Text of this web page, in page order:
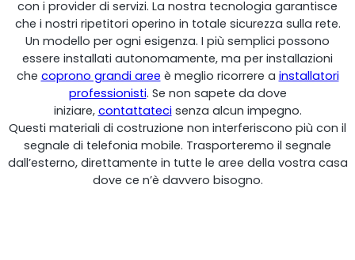
StellaControl
Monitoraggio remoto
All Products
con i provider di servizi. La nostra tecnologia garantisce
che i nostri ripetitori operino in totale sicurezza sulla rete.
Un modello per ogni esigenza. I più semplici possono
essere installati autonomamente, ma per installazioni
che coprono grandi aree è meglio ricorrere a installatori
professionisti. Se non sapete da dove
iniziare, contattatecisenza alcun impegno.
Questi materiali di costruzione non interferiscono più con il
segnale di telefonia mobile. Trasporteremo il segnale
dall’esterno, direttamente in tutte le aree della vostra casa
dove ce n’è davvero bisogno.